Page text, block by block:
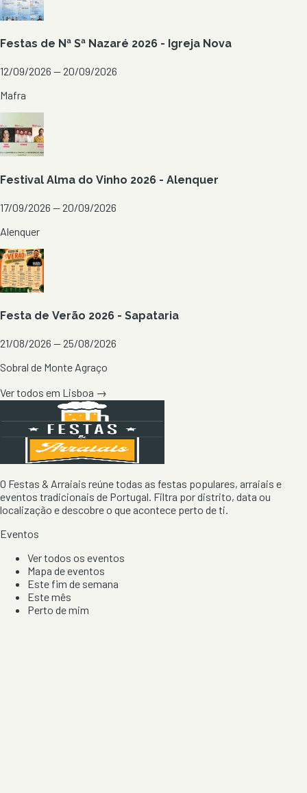
Festas de Nª Sª Nazaré 2026 - Igreja Nova
12/09/2026 — 20/09/2026
Mafra
Festival Alma do Vinho 2026 - Alenquer
17/09/2026 — 20/09/2026
Alenquer
Festa de Verão 2026 - Sapataria
21/08/2026 — 25/08/2026
Sobral de Monte Agraço
Ver todos em Lisboa →
O Festas & Arraiais reúne todas as festas populares, arraiais e
eventos tradicionais de Portugal. Filtra por distrito, data ou
localização e descobre o que acontece perto de ti.
Eventos
Ver todos os eventos
Mapa de eventos
Este fim de semana
Este mês
Perto de mim